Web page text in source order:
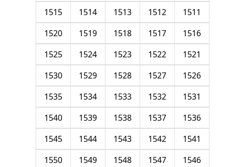
1511
1512
1513
1514
1515
1516
1517
1518
1519
1520
1521
1522
1523
1524
1525
1526
1527
1528
1529
1530
1531
1532
1533
1534
1535
1536
1537
1538
1539
1540
1541
1542
1543
1544
1545
1546
1547
1548
1549
1550